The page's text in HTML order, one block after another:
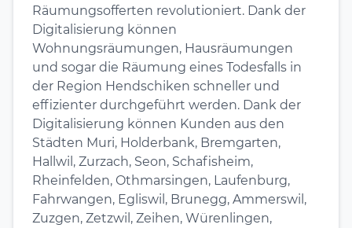
Räumungsofferten revolutioniert. Dank der
Digitalisierung können
Wohnungsräumungen, Hausräumungen
und sogar die Räumung eines Todesfalls in
der Region Hendschiken schneller und
effizienter durchgeführt werden. Dank der
Digitalisierung können Kunden aus den
Städten Muri, Holderbank, Bremgarten,
Hallwil, Zurzach, Seon, Schafisheim,
Rheinfelden, Othmarsingen, Laufenburg,
Fahrwangen, Egliswil, Brunegg, Ammerswil,
Zuzgen, Zetzwil, Zeihen, Würenlingen,